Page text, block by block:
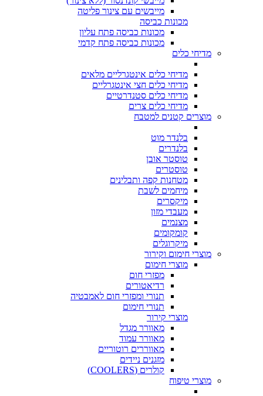
מייבשים עם צינור פליטה
מכונות כביסה
מכונות כביסה פתח עליון
מכונות כביסה פתח קדמי
מדיחי כלים
מדיחי כלים אינטגרליים מלאים
מדיחי כלים חצי אינטגרליים
מדיחי כלים סטנדרטיים
מדיחי כלים צרים
מוצרים קטנים למטבח
בלנדר מוט
בלנדרים
טוסטר אובן
טוסטרים
מטחנות קפה ותבלינים
מיחמים לשבת
מיקסרים
מעבדי מזון
מצנמים
קומקומים
מיקרוגלים
מוצרי חימום וקירור
מוצרי חימום
מפזרי חום
רדיאטורים
תנורי ומפזרי חום לאמבטיה
תנורי חימום
מוצרי קירור
מאוורר מגדל
מאוורר עמוד
מאווררים רוטוריים
מזגנים ניידים
קולרים (COOLERS)
מוצרי טיפוח